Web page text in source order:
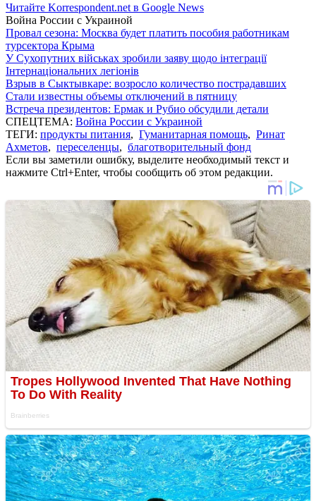
Читайте Korrespondent.net в Google News
Война России с Украиной
Провал сезона: Москва будет платить пособия работникам
турсектора Крыма
У Сухопутних військах зробили заяву щодо інтеграції
Інтернаціональних легіонів
Взрыв в Сыктывкаре: возросло количество пострадавших
Стали известны объемы отключений в пятницу
Встреча президентов: Ермак и Рубио обсудили детали
СПЕЦТЕМА: Война России с Украиной
ТЕГИ: продукты питания, Гуманитарная помощь, Ринат
Ахметов, переселенцы, благотворительный фонд
Если вы заметили ошибку, выделите необходимый текст и
нажмите Ctrl+Enter, чтобы сообщить об этом редакции.